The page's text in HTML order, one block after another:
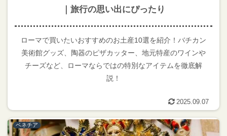
｜旅行の思い出にぴったり
ローマで買いたいおすすめのお土産10選を紹介！バチカン
美術館グッズ、陶器のピザカッター、地元特産のワインや
チーズなど、ローマならではの特別なアイテムを徹底解
説！
2025.09.07
ベネチア